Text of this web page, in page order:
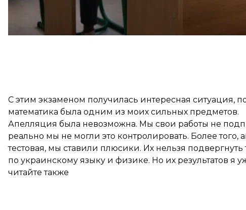
С этим экзаменом получилась интересная ситуация,
математика была одним из моих сильных предметов.
Апелляция была невозможна. Мы свои работы не
реально мы не могли это контролировать. Более того,
тестовая, мы ставили плюсики. Их нельзя
по украинскому языку и физике. Но их результатов я
читайте также